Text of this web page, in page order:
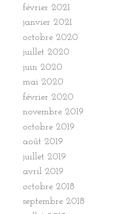
février 2021
janvier 2021
octobre 2020
juillet 2020
juin 2020
mai 2020
février 2020
novembre 2019
octobre 2019
août 2019
juillet 2019
avril 2019
octobre 2018
septembre 2018